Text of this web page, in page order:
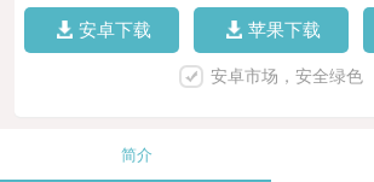
安卓下载 苹果下载
安卓市场，安全绿色
简介